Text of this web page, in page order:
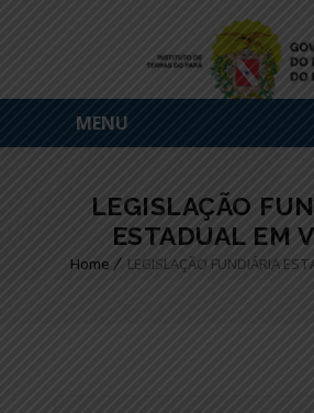
MENU
LEGISLAÇÃO
ESTADUAL EM
Home LEGISLAÇÃO FUNDIÁRIA